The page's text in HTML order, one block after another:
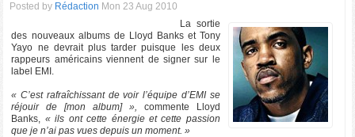
Posted by Rédaction Mon 23 Aug 2010
La sortie
des nouveaux albums de Lloyd Banks et Tony
Yayo ne devrait plus tarder puisque les deux
rappeurs américains viennent de signer sur le
label EMI.
« C’est rafraîchissant de voir l’équipe d’EMI se
réjouir de [mon album] », commente Lloyd
Banks, « ils ont cette énergie et cette passion
que je n’ai pas vues depuis un moment. »